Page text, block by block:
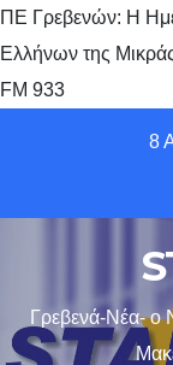
ΠΕ Γρεβενών: Η
Ελλήνων της
FM 933
8
Γρεβενά-Νέα- ο